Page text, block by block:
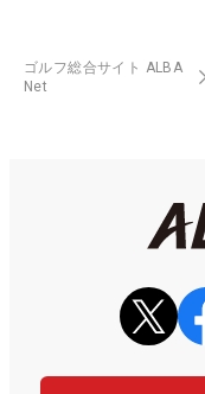
ゴルフ総合サイト ALBA
Net